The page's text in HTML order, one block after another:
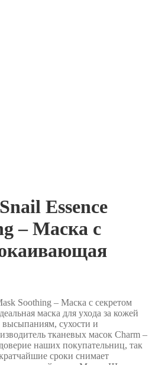
Essence
– Маска с
Soothing – Маска с секретом
маска для ухода за кожей
сухости и
тканевых масок Charm –
наших покупательниц, так
сроки снимает